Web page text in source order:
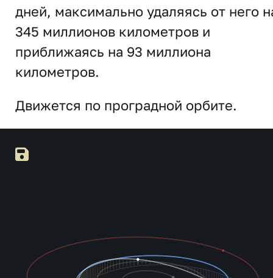
дней, максимально удаляясь от него
345 миллионов километров и
приближаясь на 93 миллиона
километров.
Движется по проградной орбите.